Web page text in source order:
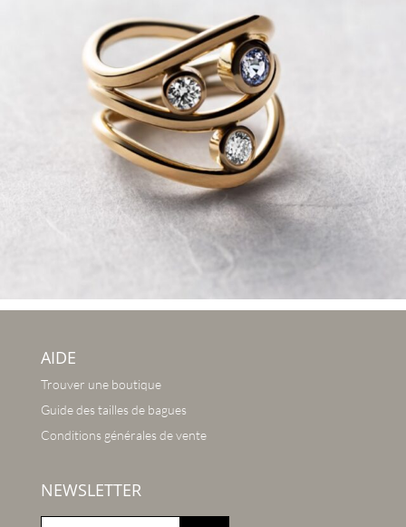
AIDE
Trouver une boutique
Guide des tailles de bagues
Conditions générales de vente
NEWSLETTER